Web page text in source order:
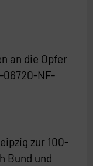
an die Opfer
06720-NF-
zur 100-
Bund und